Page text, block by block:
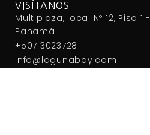
VISÍTANOS
Multiplaza, local Nº 12, Piso 1 -
Panamá
+507 3023728
info@lagunabay.com